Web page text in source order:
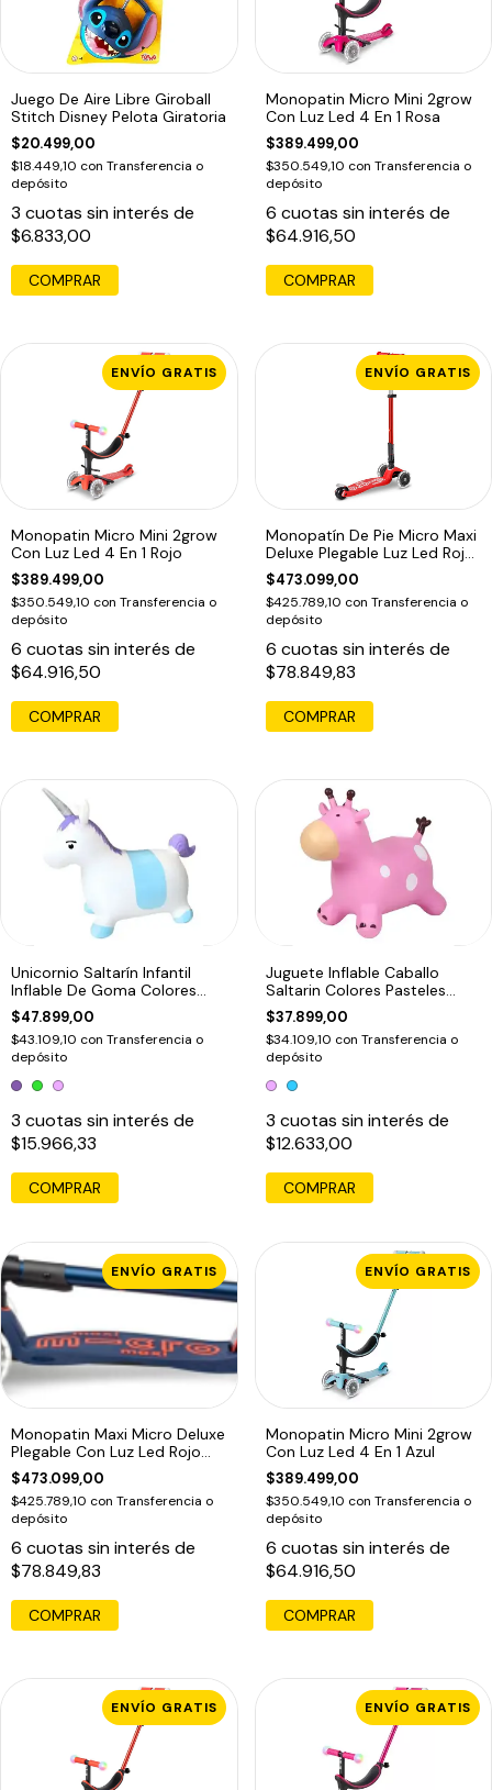
Juego De Aire Libre Giroball
Stitch Disney Pelota Giratoria
$20.499,00
$18.449,10 con Transferencia o
depósito
3 cuotas sin interés de
$6.833,00
COMPRAR
Monopatin Micro Mini 2grow
Con Luz Led 4 En 1 Rosa
$389.499,00
$350.549,10 con Transferencia o
depósito
6 cuotas sin interés de
$64.916,50
ENVÍO GRATIS
Monopatin Micro Mini 2grow
Con Luz Led 4 En 1 Rojo
$389.499,00
$350.549,10 con Transferencia o
depósito
6 cuotas sin interés de
$64.916,50
ENVÍO GRATIS
Monopatín De Pie Micro Maxi
Deluxe Plegable Luz Led Rojo
Rojo
$473.099,00
$425.789,10 con Transferencia o
depósito
6 cuotas sin interés de
$78.849,83
Unicornio Saltarín Infantil
Inflable De Goma Colores
Violeta
$47.899,00
$43.109,10 con Transferencia o
depósito
3 cuotas sin interés de
$15.966,33
COMPRAR
Juguete Inflable Caballo
Saltarin Colores Pasteles
Rosa
$37.899,00
$34.109,10 con Transferencia o
depósito
3 cuotas sin interés de
$12.633,00
COMPRAR
ENVÍO GRATIS
Monopatin Maxi Micro Deluxe
Plegable Con Luz Led Rojo
Oscuro Con Embalaje
Adicional
$473.099,00
$425.789,10 con Transferencia o
depósito
6 cuotas sin interés de
$78.849,83
ENVÍO GRATIS
Monopatin Micro Mini 2grow
Con Luz Led 4 En 1 Azul
$389.499,00
$350.549,10 con Transferencia o
depósito
6 cuotas sin interés de
$64.916,50
ENVÍO GRATIS ENVÍO GRATIS